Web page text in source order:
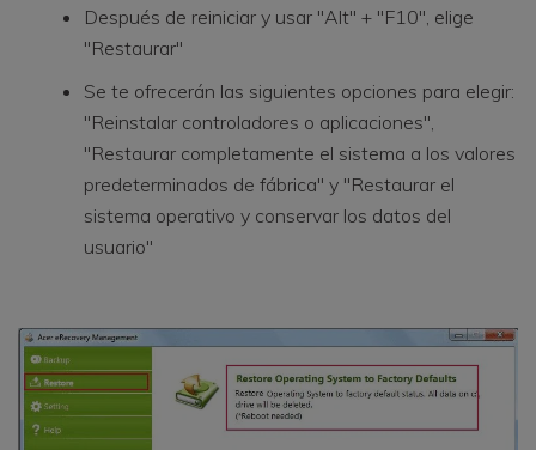
Después de reiniciar y usar "Alt" + "F10", elige
"Restaurar"
Se te ofrecerán las siguientes opciones para elegir:
"Reinstalar controladores o aplicaciones",
"Restaurar completamente el sistema a los valores
predeterminados de fábrica" ​​y "Restaurar el
sistema operativo y conservar los datos del
usuario"